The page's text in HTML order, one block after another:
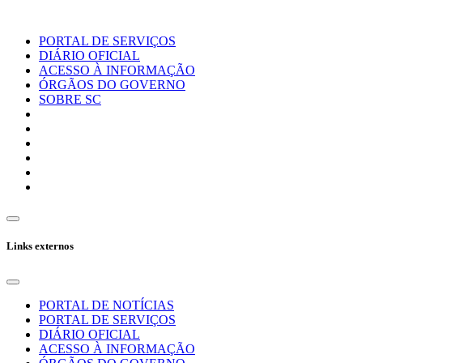
PORTAL DE SERVIÇOS
DIÁRIO OFICIAL
ACESSO À INFORMAÇÃO
ÓRGÃOS DO GOVERNO
SOBRE SC
Links externos
PORTAL DE NOTÍCIAS
PORTAL DE SERVIÇOS
DIÁRIO OFICIAL
ACESSO À INFORMAÇÃO